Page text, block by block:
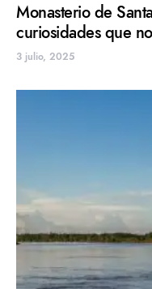
Monasterio de
curiosidades que
3 julio, 2025